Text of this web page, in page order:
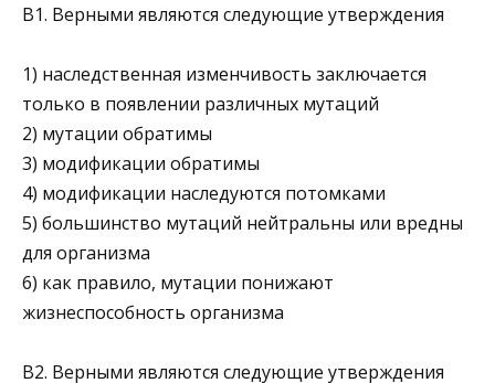
В1. Верными являются следующие утверждения
1) наследственная изменчивость заключается
только в появлении различных мутаций
2) мутации обратимы
3) модификации обратимы
4) модификации наследуются потомками
5) большинство мутаций нейтральны или вредны
для ор­ганизма
6) как правило, мутации понижают
жизнеспособность организма
В2. Верными являются следующие утверждения